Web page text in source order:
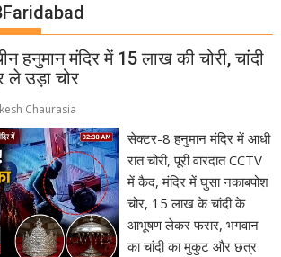
हनुमान मंदिर में 15 लाख की चोरी, चांदी
उड़ा चोर
Chaurasia
सेक्टर-8 हनुमान मंदिर में आधी
रात चोरी, पूरी वारदात CCTV
में कैद, मंदिर में घुसा नकाबपोश
चोर, 15 लाख के चांदी के
आभूषण लेकर फरार, भगवान
का चांदी का मुकुट और छत्र